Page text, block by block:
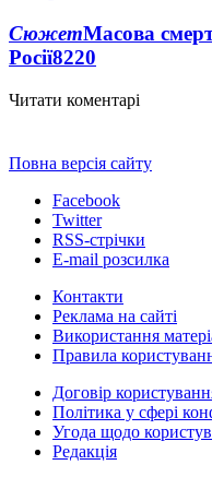
СюжетМасова
Росії8220
Читати коментарі
Повна версія сайту
Facebook
Twitter
RSS-стрічки
E-mail розсилка
Контакти
Реклама на сайті
Використання
Правила
Договір
Політика у сфері
Угода щодо
Редакція